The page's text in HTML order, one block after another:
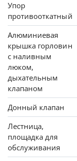
Упор
противооткатный
Алюминиевая
крышка горловин
с наливным
люком,
дыхательным
клапаном
Донный клапан
Лестница,
площадка для
обслуживания